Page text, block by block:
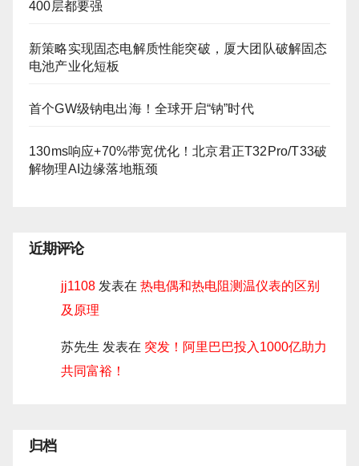
400层都要强
新策略实现固态电解质性能突破，厦大团队破解固态
电池产业化短板
首个GW级钠电出海！全球开启“钠”时代
130ms响应+70%带宽优化！北京君正T32Pro/T33破
解物理AI边缘落地瓶颈
近期评论
jj1108 发表在 热电偶和热电阻测温仪表的区别
及原理
苏先生 发表在 突发！阿里巴巴投入1000亿助力
共同富裕！
归档